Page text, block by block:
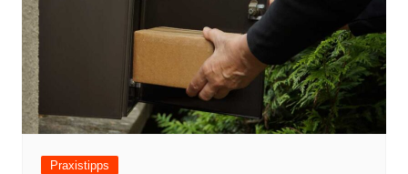
Praxistipps